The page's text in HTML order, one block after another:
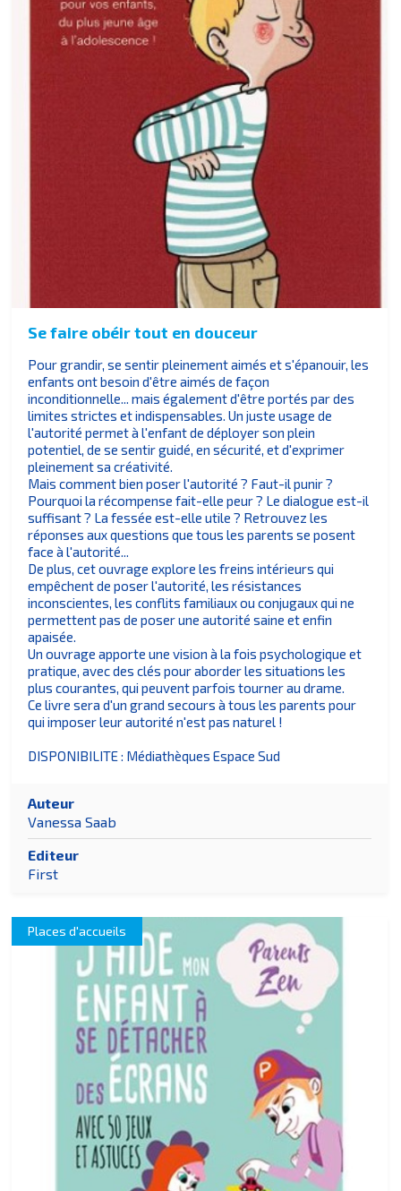
Se faire obéir tout en douceur
Pour grandir, se sentir pleinement aimés et s'épanouir, les
enfants ont besoin d'être aimés de façon
inconditionnelle... mais également d'être portés par des
limites strictes et indispensables. Un juste usage de
l'autorité permet à l'enfant de déployer son plein
potentiel, de se sentir guidé, en sécurité, et d'exprimer
pleinement sa créativité.
Mais comment bien poser l'autorité ? Faut-il punir ?
Pourquoi la récompense fait-elle peur ? Le dialogue est-il
suffisant ? La fessée est-elle utile ? Retrouvez les
réponses aux questions que tous les parents se posent
face à l'autorité...
De plus, cet ouvrage explore les freins intérieurs qui
empêchent de poser l'autorité, les résistances
inconscientes, les conflits familiaux ou conjugaux qui ne
permettent pas de poser une autorité saine et enfin
apaisée.
Un ouvrage apporte une vision à la fois psychologique et
pratique, avec des clés pour aborder les situations les
plus courantes, qui peuvent parfois tourner au drame.
Ce livre sera d'un grand secours à tous les parents pour
qui imposer leur autorité n'est pas naturel !
DISPONIBILITE : Médiathèques Espace Sud
Auteur
Vanessa Saab
Editeur
First
Places d'accueils